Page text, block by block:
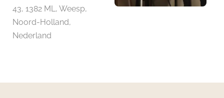
Loes van Marlestraat
43, 1382 ML, Weesp,
Noord-Holland,